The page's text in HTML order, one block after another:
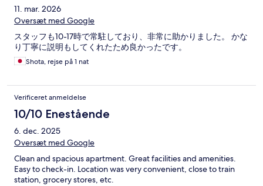
11. mar. 2026
Oversæt med Google
スタッフも10-17時で常駐しており、非常に助かりました。 かな
り丁寧に説明もしてくれたため良かったです。
Shota, rejse på 1 nat
Verificeret anmeldelse
10/10 Enestående
6. dec. 2025
Oversæt med Google
Clean and spacious apartment. Great facilities and amenities.
Easy to check-in. Location was very convenient, close to train
station, grocery stores, etc.